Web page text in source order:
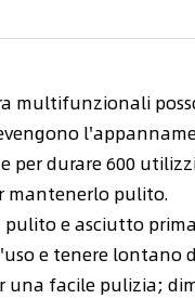
durare 600
mantenerlo pulito.
e asciutto
e tenere lontano
facile pulizia;